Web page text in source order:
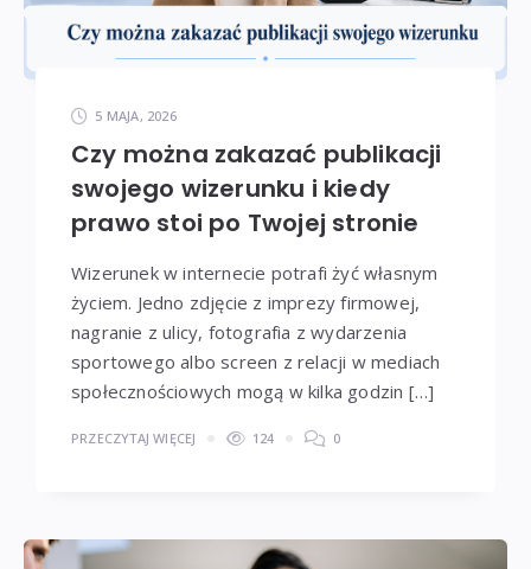
5 MAJA, 2026
Czy można zakazać publikacji
swojego wizerunku i kiedy
prawo stoi po Twojej stronie
Wizerunek w internecie potrafi żyć własnym
życiem. Jedno zdjęcie z imprezy firmowej,
nagranie z ulicy, fotografia z wydarzenia
sportowego albo screen z relacji w mediach
społecznościowych mogą w kilka godzin […]
PRZECZYTAJ WIĘCEJ 124 0